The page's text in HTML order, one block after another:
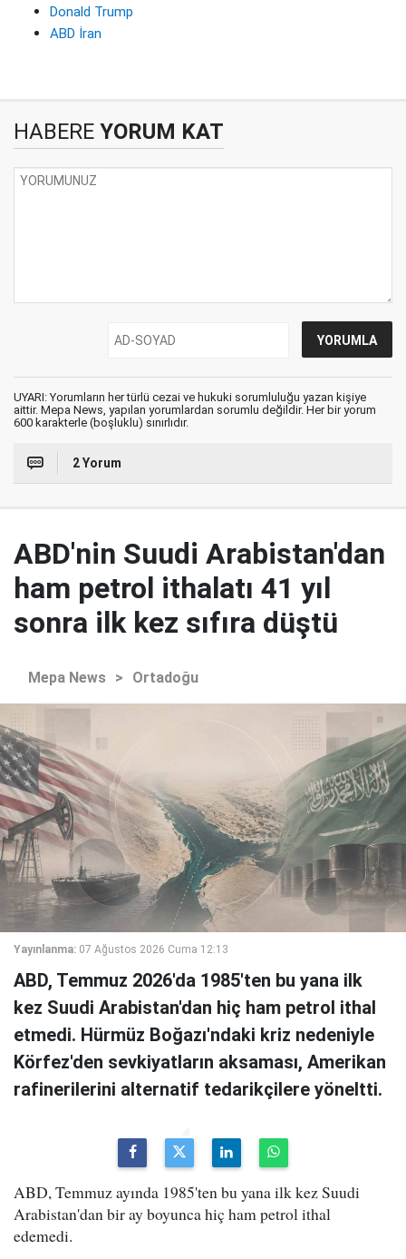
Donald Trump
ABD İran
HABERE YORUM KAT
UYARI: Yorumların her türlü cezai ve hukuki sorumluluğu yazan kişiye
aittir. Mepa News, yapılan yorumlardan sorumlu değildir. Her bir yorum
600 karakterle (boşluklu) sınırlıdır.
2 Yorum
ABD'nin Suudi Arabistan'dan
ham petrol ithalatı 41 yıl
sonra ilk kez sıfıra düştü
Mepa News > Ortadoğu
Yayınlanma: 07 Ağustos 2026 Cuma 12:13
ABD, Temmuz 2026'da 1985'ten bu yana ilk
kez Suudi Arabistan'dan hiç ham petrol ithal
etmedi. Hürmüz Boğazı'ndaki kriz nedeniyle
Körfez'den sevkiyatların aksaması, Amerikan
rafinerilerini alternatif tedarikçilere yöneltti.
ABD, Temmuz ayında 1985'ten bu yana ilk kez Suudi
Arabistan'dan bir ay boyunca hiç ham petrol ithal
edemedi.